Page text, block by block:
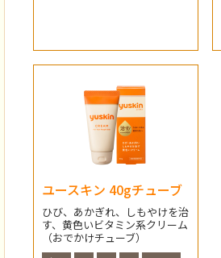
ユースキン 40gチューブ
ひび、あかぎれ、しもやけを治
す、黄色いビタミン系クリーム
（おでかけチューブ）